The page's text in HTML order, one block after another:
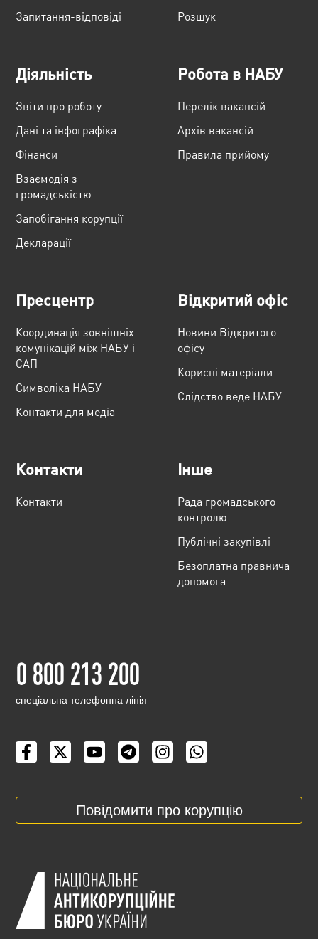
Запитання-відповіді
Розшук
Діяльність
Звіти про роботу
Дані та інфографіка
Фінанси
Взаємодія з
громадськістю
Запобігання корупції
Декларації
Робота в НАБУ
Перелік вакансій
Архів вакансій
Правила прийому
Пресцентр
Координація зовнішніх
комунікацій між НАБУ і
САП
Cимволіка НАБУ
Контакти для медіа
Відкритий офіс
Новини Відкритого
офісу
Корисні матеріали
Слідство веде НАБУ
Контакти
Контакти
Інше
Рада громадського
контролю
Публічні закупівлі
Безоплатна правнича
допомога
0 800 213 200
cпеціальна телефонна лінія
Повідомити про корупцію